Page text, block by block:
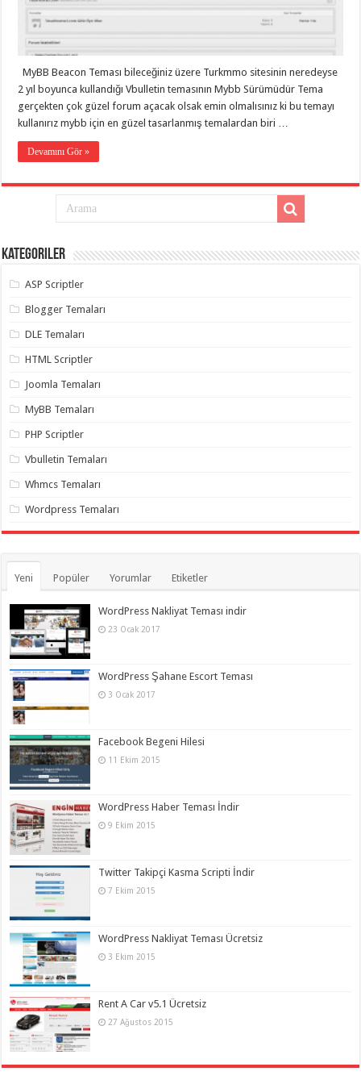
taşımacılık
gaziantep
gaziantep
evden
taşımacılık,
gaziantep
taşımacılık,
evden
eve
nakliyat,
asansörlü
gaziantep
eve
taşımacılık
gaziantep
organizasyon,
gaziantep
organizasyon ,
gaziantep
organizasyon,
organizasyon,
organizasyon,
organizasyon ,
palyaço
MyBB Beacon Teması bileceğiniz üzere Turkmmo sitesinin neredeyse
2 yıl boyunca kullandığı Vbulletin temasının Mybb Sürümüdür Tema
gerçekten çok güzel forum açacak olsak emin olmalısınız ki bu temayı
kullanırız mybb için en güzel tasarlanmış temalardan biri …
Devamını Gör »
Kategoriler
ASP Scriptler
Blogger Temaları
DLE Temaları
HTML Scriptler
Joomla Temaları
MyBB Temaları
PHP Scriptler
Vbulletin Temaları
Whmcs Temaları
Wordpress Temaları
Yeni Popüler Yorumlar Etiketler
WordPress Nakliyat Teması indir
23 Ocak 2017
WordPress Şahane Escort Teması
3 Ocak 2017
Facebook Begeni Hilesi
11 Ekim 2015
WordPress Haber Teması İndir
9 Ekim 2015
Twitter Takipçi Kasma Scripti İndir
7 Ekim 2015
WordPress Nakliyat Teması Ücretsiz
3 Ekim 2015
Rent A Car v5.1 Ücretsiz
27 Ağustos 2015